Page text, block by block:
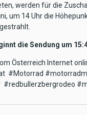
werden für die
um 14 Uhr die
die Sendung um
Österreich Internet
#Motorrad